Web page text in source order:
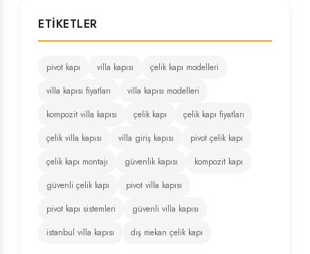
ETIKETLER
pivot kapı villa kapısı
çelik kapı modelleri
villa kapısı fiyatları
villa kapısı modelleri
kompozit villa kapısı
çelik kapı
çelik kapı fiyatları
çelik villa kapısı
villa giriş kapısı
pivot çelik kapı
çelik kapı montajı
güvenlik kapısı
kompozit kapı
güvenli çelik kapı
pivot villa kapısı
pivot kapı sistemleri
güvenli villa kapısı
istanbul villa kapısı
dış mekan çelik kapı